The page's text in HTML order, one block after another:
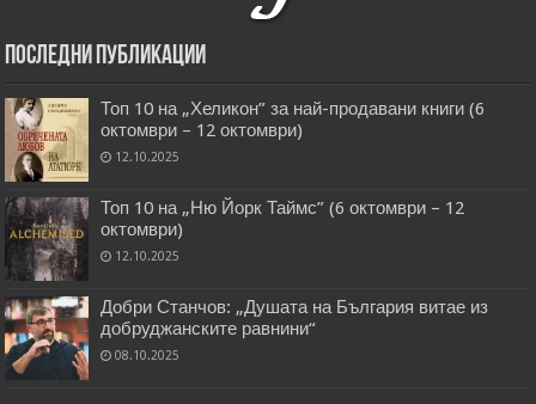
Последни публикации
Топ 10 на „Хеликон” за най-продавани книги (6
октомври – 12 октомври)
12.10.2025
Топ 10 на „Ню Йорк Таймс” (6 октомври – 12
октомври)
12.10.2025
Добри Станчов: „Душата на България витае из
добруджанските равнини“
08.10.2025